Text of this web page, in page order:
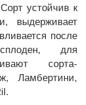
устойчив к
выдерживает
после
для
сорта-
Ламбертини,